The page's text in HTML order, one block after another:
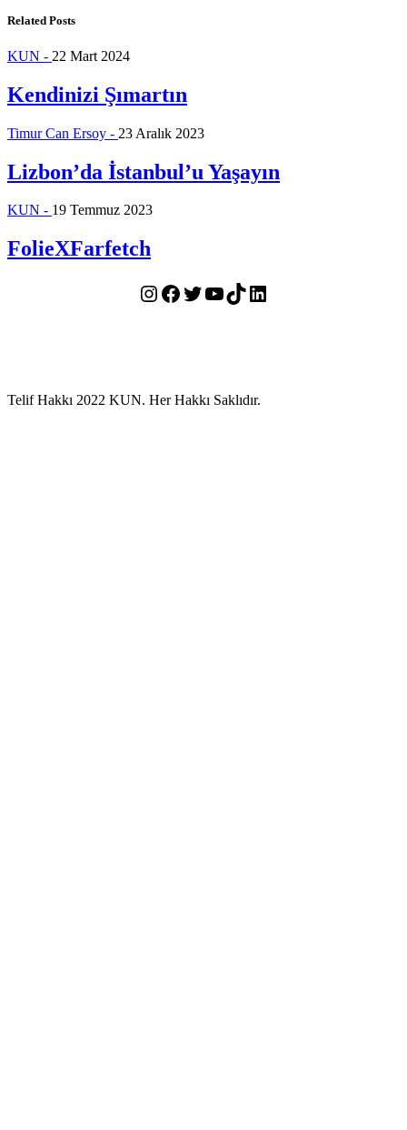
Related Posts
KUN - 22 Mart 2024
Kendinizi Şımartın
Timur Can Ersoy - 23 Aralık 2023
Lizbon’da İstanbul’u Yaşayın
KUN - 19 Temmuz 2023
FolieXFarfetch
Instagram
Facebook
Twitter
YouTube
TikTokLinkedIn
Telif Hakkı 2022 KUN. Her Hakkı Saklıdır.